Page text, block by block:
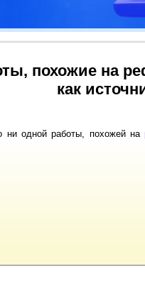
похожие на
как
ни одной работы, похожей на